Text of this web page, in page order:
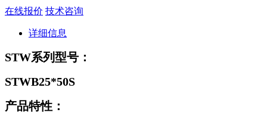
在线报价 技术咨询
详细信息
STW系列型号：
STWB25*50S
产品特性：